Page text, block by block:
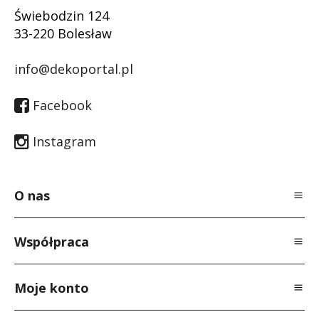
Świebodzin 124
33-220 Bolesław
info@dekoportal.pl
Facebook
Instagram
O nas
Polityka prywatności
Kontakt
Współpraca
Dla producentów
Moje konto